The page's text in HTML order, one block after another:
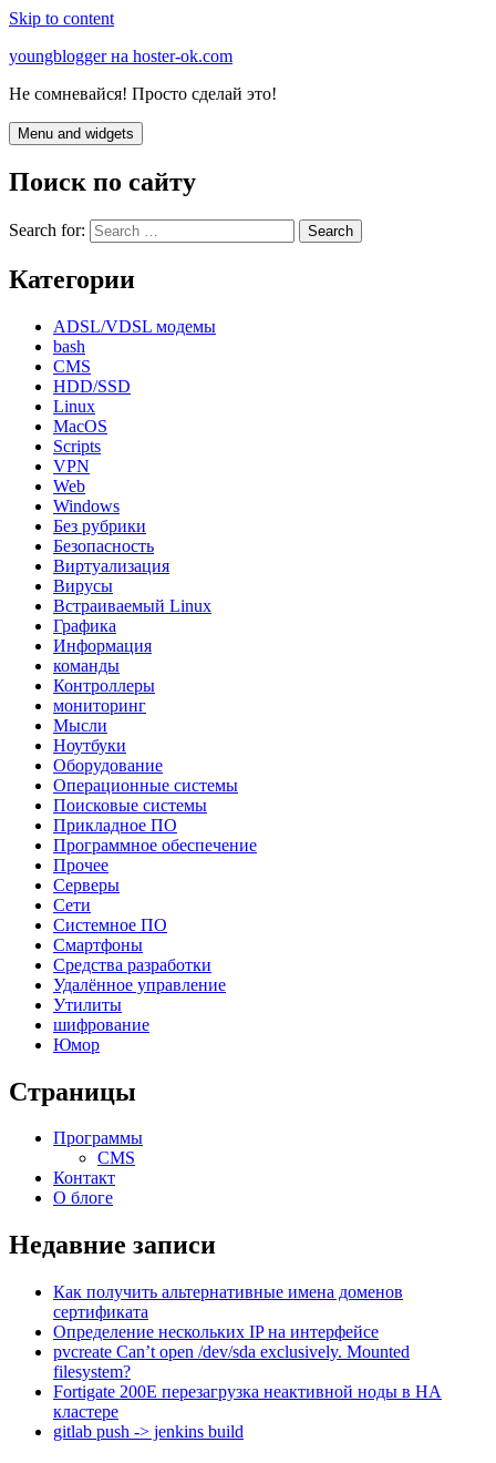
Skip to content
youngblogger на hoster-ok.com
Не сомневайся! Просто сделай это!
Menu and widgets
Поиск по сайту
Search for:
Категории
ADSL/VDSL модемы
bash
CMS
HDD/SSD
Linux
MacOS
Scripts
VPN
Web
Windows
Без рубрики
Безопасность
Виртуализация
Вирусы
Встраиваемый Linux
Графика
Информация
команды
Контроллеры
мониторинг
Мысли
Ноутбуки
Оборудование
Операционные системы
Поисковые системы
Прикладное ПО
Программное обеспечение
Прочее
Серверы
Сети
Системное ПО
Смартфоны
Средства разработки
Удалённое управление
Утилиты
шифрование
Юмор
Страницы
Программы
CMS
Контакт
О блоге
Недавние записи
Как получить альтернативные имена доменов
сертификата
Определение нескольких IP на интерфейсе
pvcreate Can’t open /dev/sda exclusively. Mounted
filesystem?
Fortigate 200E перезагрузка неактивной ноды в HA
кластере
gitlab push -> jenkins build